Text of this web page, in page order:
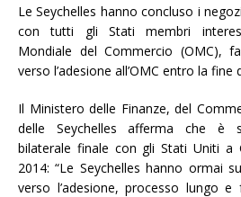
Le Seychelles hanno concluso i
con tutti gli Stati membri
Mondiale del Commercio (OMC),
verso l’adesione all’OMC entro la fine
Il Ministero delle Finanze, del
delle Seychelles afferma che è
bilaterale finale con gli Stati Uniti a
2014: “Le Seychelles hanno ormai
verso l’adesione, processo lungo